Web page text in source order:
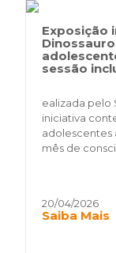
Exposição
sessão
ealizada pelo
iniciativa
adolescentes
mês de
20/04/2026
Saiba Mais